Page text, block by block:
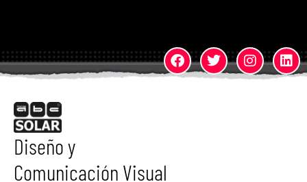
Diseño y
Comunicación Visual